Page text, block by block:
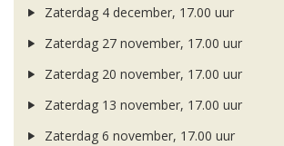
Zaterdag 4 december, 17.00 uur
Zaterdag 27 november, 17.00 uur
Zaterdag 20 november, 17.00 uur
Zaterdag 13 november, 17.00 uur
Zaterdag 6 november, 17.00 uur